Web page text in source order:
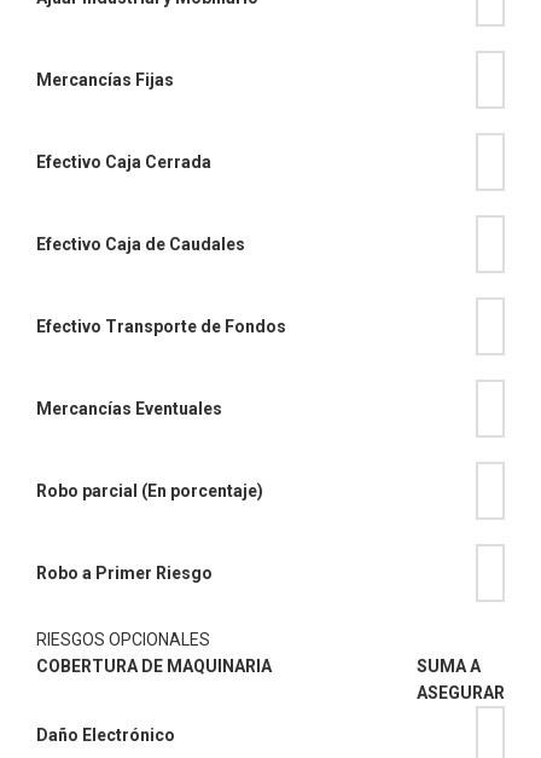
Mercancías Fijas
Efectivo Caja Cerrada
Efectivo Caja de Caudales
Efectivo Transporte de Fondos
Mercancías Eventuales
Robo parcial (En porcentaje)
Robo a Primer Riesgo
RIESGOS OPCIONALES
COBERTURA DE MAQUINARIA
SUMA A
ASEGURAR
Daño Electrónico